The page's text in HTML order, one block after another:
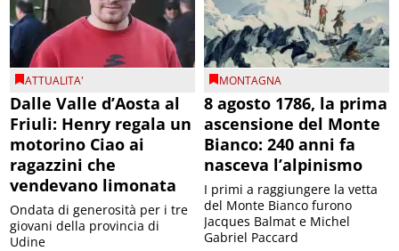
ATTUALITA'
Dalle Valle d’Aosta al
Friuli: Henry regala un
motorino Ciao ai
ragazzini che
vendevano limonata
Ondata di generosità per i tre
giovani della provincia di
Udine
MONTAGNA
8 agosto 1786, la prima
ascensione del Monte
Bianco: 240 anni fa
nasceva l’alpinismo
I primi a raggiungere la vetta
del Monte Bianco furono
Jacques Balmat e Michel
Gabriel Paccard